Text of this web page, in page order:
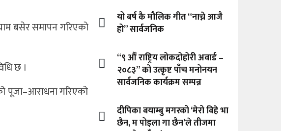
बसेर समापन गरिएको
छ ।
पूजा–आराधना गरिएको
यो बर्ष कै मौलिक गीत “नाच्ने आजै
हो” सार्वजनिक
“९ औँ राष्ट्रिय लोकदोहोरी अवार्ड –
२०८३” को उत्कृष्ट पाँच मनोनयन
सार्वजनिक कार्यक्रम सम्पन्न
दीपिका बयाम्बु मगरको ‘मेरो बिहे भा
छैन, म पोइला गा छैन’ले तीजमा